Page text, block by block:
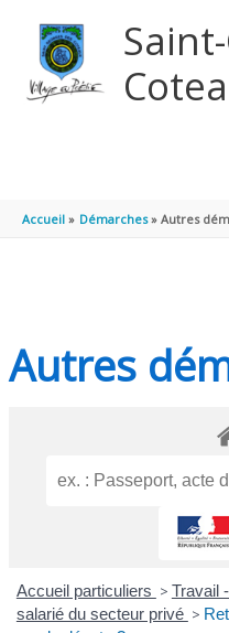
Accueil Démarches Autres
Autres
Accueil particuliers > Travail
salarié du secteur privé >